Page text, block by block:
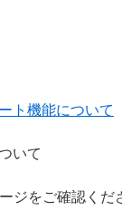
ト機能について
いて
ジをご確認くだ